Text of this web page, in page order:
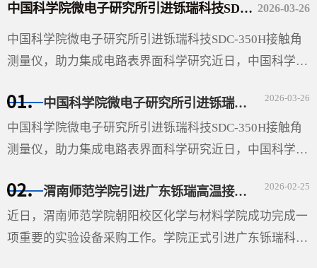
2026-03-26
中国科学院微电子研究所引进铄瑞科技SDC-350H接触角测量仪，助力集成电路表界面科学研究
中国科学院微电子研究所引进铄瑞科技SDC-350H接触角
测量仪，助力集成电路表界面科学研究近日，中国科学院
技有限公司···
2026-03-26
中国科学院微电子研究所引进铄瑞科技SDC-350H接触角测量仪，助力集成电路表界面科学研究
中国科学院微电子研究所引进铄瑞科技SDC-350H接触角
测量仪，助力集成电路表界面科学研究近日，中国科学院
技有限公司（以下简称“铄瑞科技”）自动倾斜接触角测···
2026-02-25
渭南师范学院引进广东铄瑞高温接触角测量仪，助力材料表面科学研究
近日，渭南师范学院朝阳校区化学与材料学院成功完成一
项重要的实验设备采购工作。学院正式引进广东铄瑞科技